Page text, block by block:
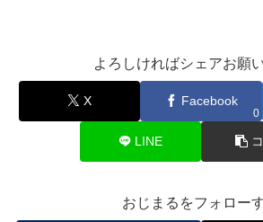
よろしければシェアお願
X Facebook
0
LINE
おじまるをフォロー